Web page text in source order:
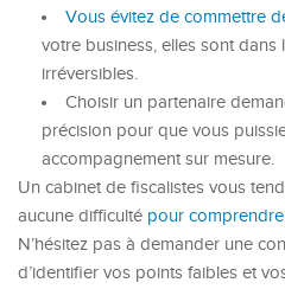
Vous évitez de commettre
votre business, elles sont dans
irréversibles.
Choisir un partenaire
précision pour que vous
accompagnement sur mesure.
Un cabinet de fiscalistes vous
aucune difficulté pour
N’hésitez pas à demander une
d’identifier vos points faibles et